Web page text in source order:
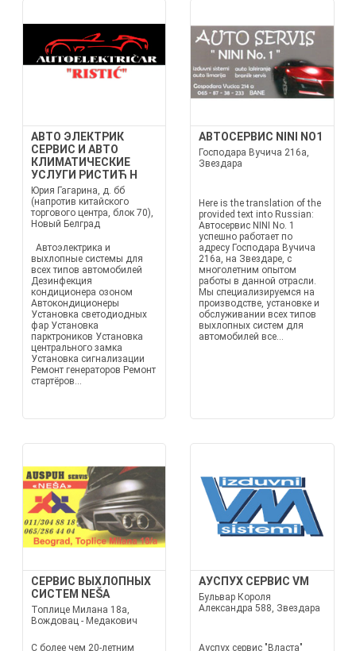
АВТО ЭЛЕКТРИК
СЕРВИС И АВТО
КЛИМАТИЧЕСКИЕ
УСЛУГИ РИСТИЋ Н
Юрия Гагарина, д. бб
(напротив китайского
торгового центра, блок 70),
Новый Белград
Автоэлектрика и
выхлопные системы для
всех типов автомобилей
Дезинфекция
кондиционера озоном
Автокондиционеры
Установка светодиодных
фар Установка
парктроников Установка
центрального замка
Установка сигнализации
Ремонт генераторов Ремонт
стартёров...
АВТОСЕРВИС NINI NO1
Господара Вучича 216а,
Звездара
Here is the translation of the
provided text into Russian:
Автосервис NINI No. 1
успешно работает по
адресу Господара Вучича
216а, на Звездаре, с
многолетним опытом
работы в данной отрасли.
Мы специализируемся на
производстве, установке и
обслуживании всех типов
выхлопных систем для
автомобилей все...
СЕРВИС ВЫХЛОПНЫХ
СИСТЕМ NEŠA
Топлице Милана 18а,
Вождовац - Медакович
С более чем 20-летним
АУСПУХ СЕРВИС VM
Бульвар Короля
Александра 588, Звездара
Ауспух сервис "Власта"